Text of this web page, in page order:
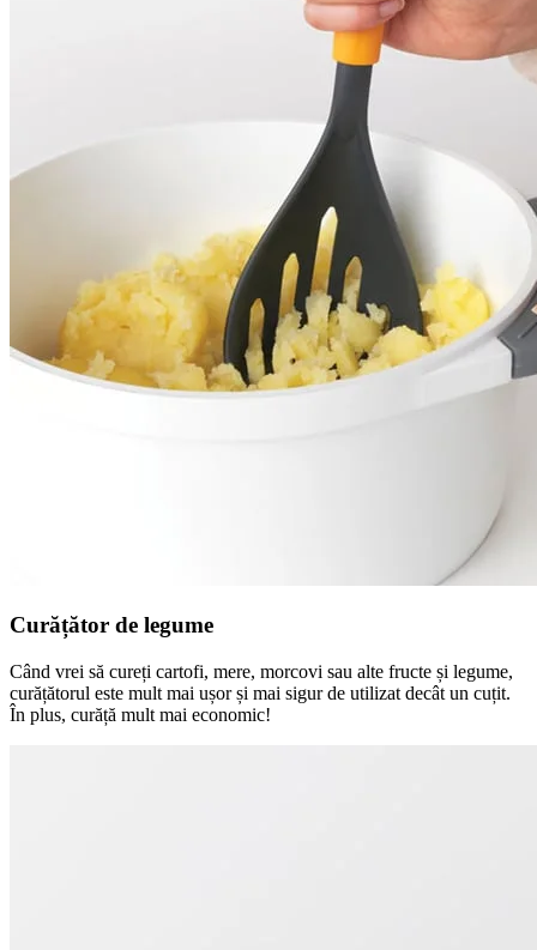
Curățător de legume
Când vrei să cureți cartofi, mere, morcovi sau alte fructe și legume,
curățătorul este mult mai ușor și mai sigur de utilizat decât un cuțit.
În plus, curăță mult mai economic!